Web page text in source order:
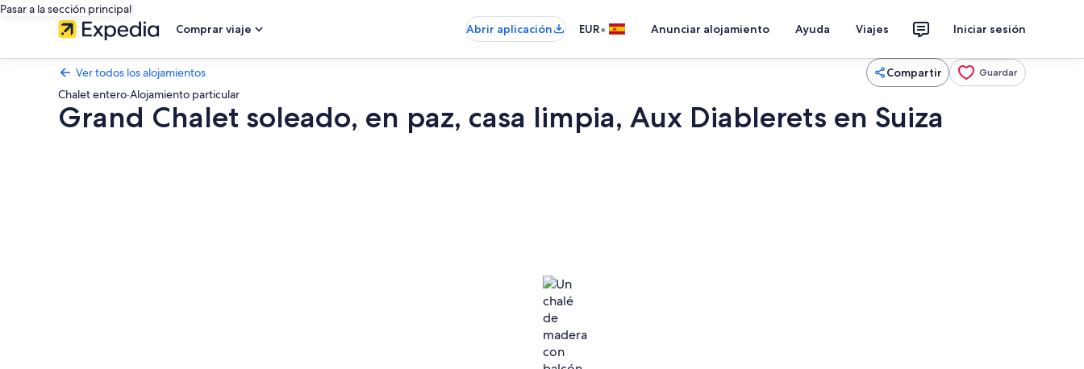
Pasar a la sección principal
Comprar viaje
Abrir aplicación EUR• Anunciar alojamiento Ayuda Viajes Iniciar sesión
Ver todos los alojamientos Compartir Guardar
Chalet entero·Alojamiento particular
Grand Chalet soleado, en paz, casa limpia, Aux Diablerets en Suiza